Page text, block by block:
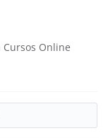
Cursos Online